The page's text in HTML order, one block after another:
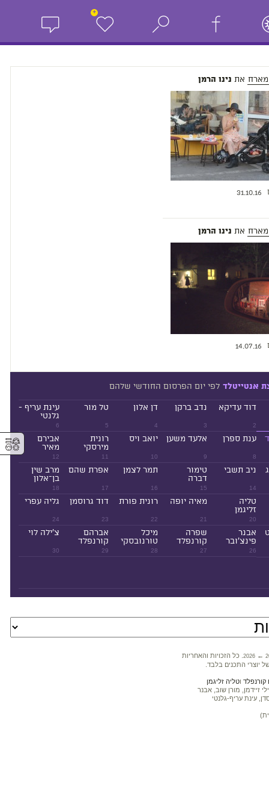
+
מארח את נינו הרמן
31.10.16
מארח את נינו הרמן
14.07.16
אנטייטלד לפי יום הפרסום החודשי שלהם
2
דוד עדיקא
3
נדב ברקן
4
דן אלון
5
טל מור
6
עינת עריף -
גלנטי
8
ענת ספרן
9
אלעד משען
10
יואב ויס
11
רונית
מירסקי
12
אבירם
מאיר
14
ניב תשבי
15
טימור
דברה
16
תמר לצמן
17
אפרת שהם
18
מרב שין
בן־אלון
20
טליה
זליגמן
21
מאיה יופה
22
רונית פורת
23
דוד גרוסמן
24
גליה עפרי
26
אבנר
פינצ'ובר
27
שפרה
קורנפלד
28
מיכל
טורנובסקי
29
אברהם
קורנפלד
30
צ'ילה לוי
2026 ←
. כל הזכויות והאחריות
יוצרי התכנים בלבד.
וטליה זליגמן
זיידמן, מורן שוב, אבנר
עינת עריף-גלנטי
⚥︎